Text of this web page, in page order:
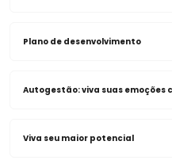
Plano de desenvolvimento
Autogestão: viva suas emoções
Viva seu maior potencial